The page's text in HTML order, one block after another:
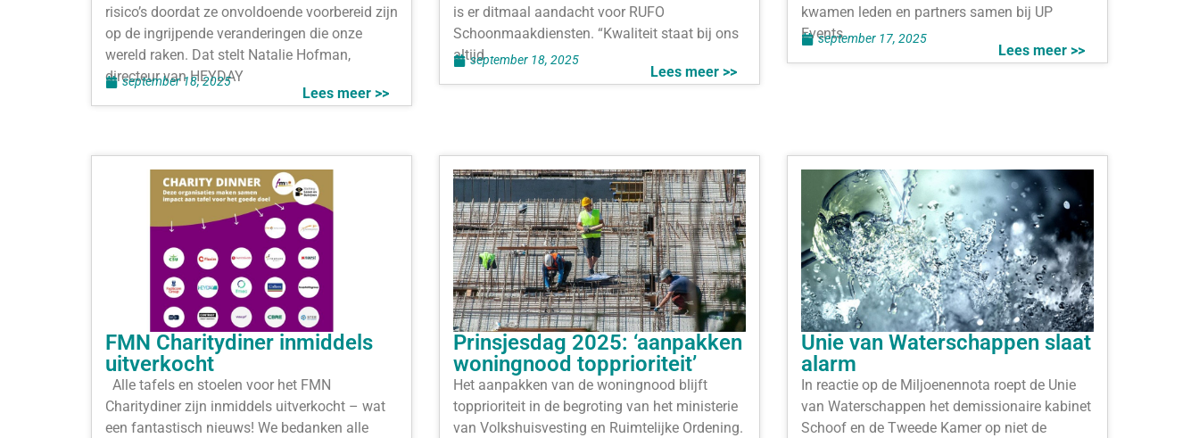
risico’s doordat ze onvoldoende voorbereid zijn
op de ingrijpende veranderingen die onze
wereld raken. Dat stelt Natalie Hofman,
directeur van HEYDAY
Lees meer >>
september 18, 2025
is er ditmaal aandacht voor RUFO
Schoonmaakdiensten. “Kwaliteit staat bij ons
altijd
Lees meer >>
september 18, 2025
kwamen leden en partners samen bij UP
Events
Lees meer >>
september 17, 2025
FMN Charitydiner inmiddels
uitverkocht
Alle tafels en stoelen voor het FMN
Charitydiner zijn inmiddels uitverkocht – wat
een fantastisch nieuws! We bedanken alle
Prinsjesdag 2025: ‘aanpakken
woningnood topprioriteit’
Het aanpakken van de woningnood blijft
topprioriteit in de begroting van het ministerie
van Volkshuisvesting en Ruimtelijke Ordening.
Unie van Waterschappen slaat
alarm
In reactie op de Miljoenennota roept de Unie
van Waterschappen het demissionaire kabinet
Schoof en de Tweede Kamer op niet de